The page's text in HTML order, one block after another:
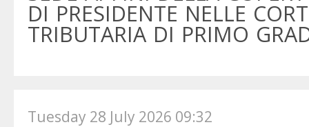
DI PRESIDENTE NELLE
TRIBUTARIA DI PRIMO
Tuesday 28 July 2026 09:32